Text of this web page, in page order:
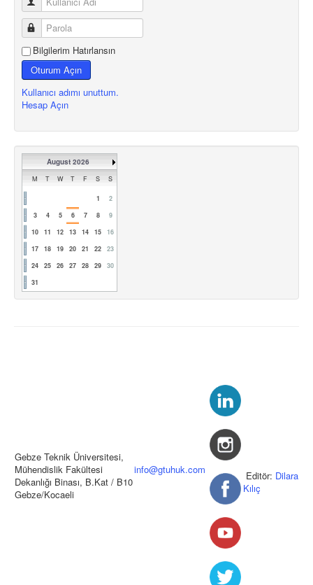
Bilgilerim Hatırlansın
Oturum Açın
Kullanıcı adımı unuttum.
Hesap Açın
August 2026
M T W T F S S
1
2
3
4 5 6 7 8
9
10
11 12 13 14 15
16
17
18 19 20 21 22
23
24
25 26 27 28 29
30
31
Gebze Teknik Üniversitesi,
Mühendislik Fakültesi
Dekanlığı Binası, B.Kat / B10
Gebze/Kocaeli
info@gtuhuk.com Editör: Dilara
Kılıç